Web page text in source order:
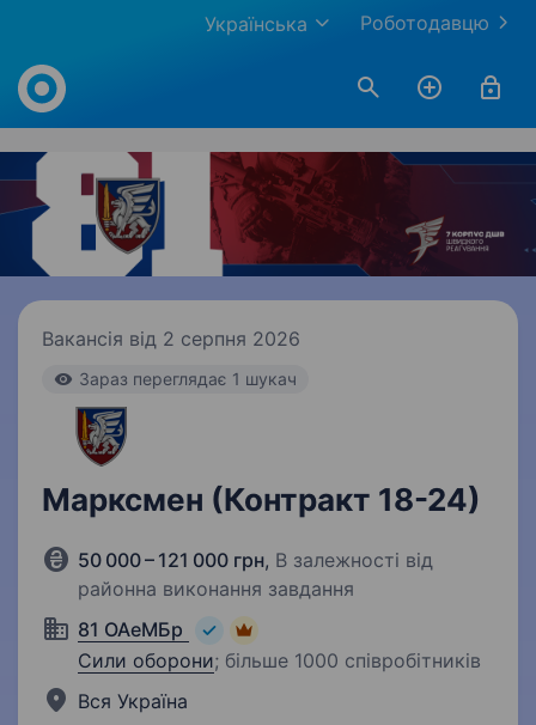
Роботодавцю
Українська
Work.ua
Вакансія від 2 серпня 2026
Зараз переглядає 1 шукач
Марксмен (Контракт 18-24)
50 000 – 121 000 грн, В залежності від
районна виконання завдання
81 ОАеМБр
Сили оборони; більше 1000 співробітників
Вся Україна